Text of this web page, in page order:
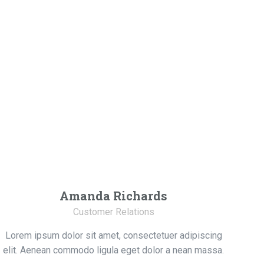
Amanda Richards
Customer Relations
Lorem ipsum dolor sit amet, consectetuer adipiscing
elit. Aenean commodo ligula eget dolor a nean massa.